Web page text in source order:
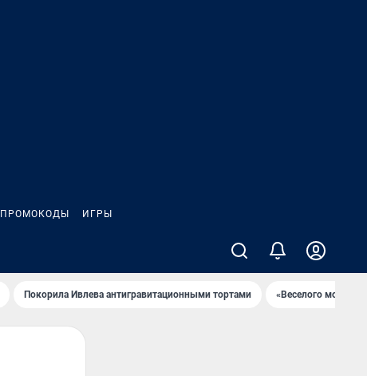
ПРОМОКОДЫ ИГРЫ
Покорила Ивлева антигравитационными тортами «Веселого